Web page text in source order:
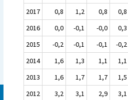
2017
0,8 1,2 0,8 0,8
2016
0,0 -0,1 -0,0 0,3
2015
-0,2 -0,1 -0,1 -0,2
2014
1,6 1,3 1,1 1,1
2013
1,6 1,7 1,7 1,5
2012
3,2 3,1 2,9 3,1